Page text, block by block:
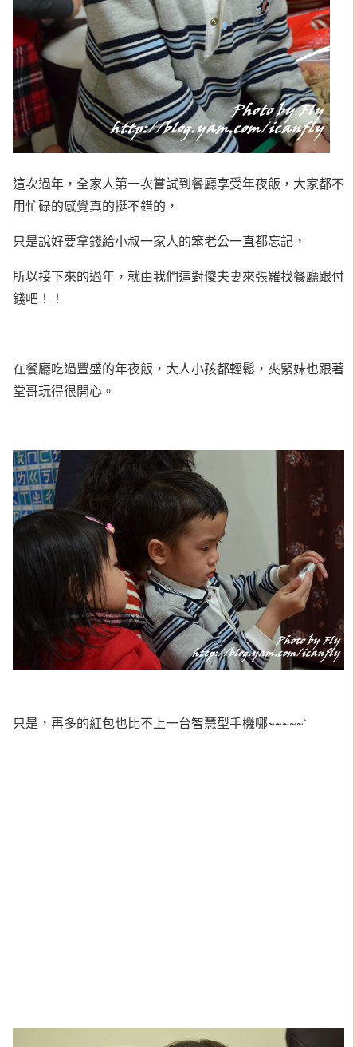
這次過年，全家人第一次嘗試到餐廳享受年夜飯，大家都不
用忙碌的感覺真的挺不錯的，
只是說好要拿錢給小叔一家人的笨老公一直都忘記，
所以接下來的過年，就由我們這對傻夫妻來張羅找餐廳跟付
錢吧！！
在餐廳吃過豐盛的年夜飯，大人小孩都輕鬆，夾緊妹也跟著
堂哥玩得很開心。
只是，再多的紅包也比不上一台智慧型手機哪~~~~~`